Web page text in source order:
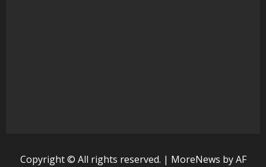
Copyright © All rights reserved. | MoreNews by AF